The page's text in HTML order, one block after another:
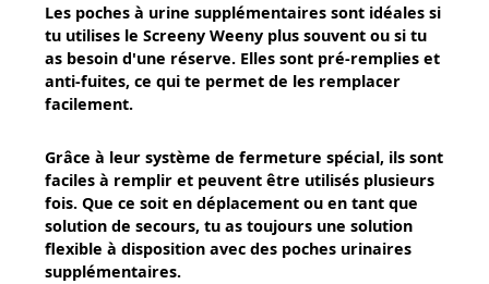
Les poches à urine supplémentaires sont idéales si
tu utilises le Screeny Weeny plus souvent ou si tu
as besoin d'une réserve. Elles sont pré-remplies et
anti-fuites, ce qui te permet de les remplacer
facilement.
Grâce à leur système de fermeture spécial, ils sont
faciles à remplir et peuvent être utilisés plusieurs
fois. Que ce soit en déplacement ou en tant que
solution de secours, tu as toujours une solution
flexible à disposition avec des poches urinaires
supplémentaires.